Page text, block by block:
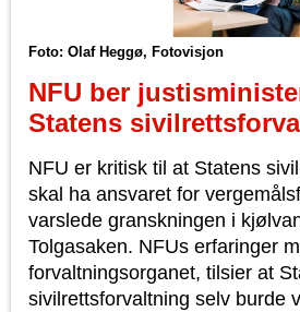
Foto: Olaf Heggø, Fotovisjon
NFU ber
Statens
NFU er kritisk til at Statens
skal ha ansvaret for
varslede granskningen i
Tolgasaken. NFUs erfaringer
forvaltningsorganet, tilsier at
sivilrettsforvaltning selv burde